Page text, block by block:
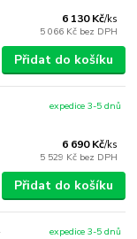
6 130 Kč/ks
5 066 Kč bez DPH
Přidat do košíku
6 690 Kč/ks
5 529 Kč bez DPH
expedice 3-5 dnů
Přidat do košíku
expedice 3-5 dnů